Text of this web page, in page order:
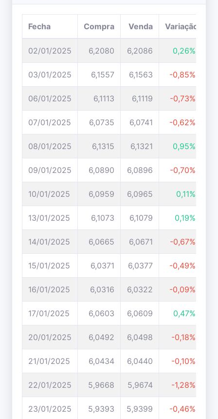
Fecha Compra Venda Variação
02/01/2025 6,2080 6,2086 0,26%
03/01/2025 6,1557 6,1563 -0,85%
06/01/2025 6,1113 6,1119 -0,73%
07/01/2025 6,0735 6,0741 -0,62%
08/01/2025 6,1315 6,1321 0,95%
09/01/2025 6,0890 6,0896 -0,70%
10/01/2025 6,0959 6,0965 0,11%
13/01/2025 6,1073 6,1079 0,19%
14/01/2025 6,0665 6,0671 -0,67%
15/01/2025 6,0371 6,0377 -0,49%
16/01/2025 6,0316 6,0322 -0,09%
17/01/2025 6,0603 6,0609 0,47%
20/01/2025 6,0492 6,0498 -0,18%
21/01/2025 6,0434 6,0440 -0,10%
22/01/2025 5,9668 5,9674 -1,28%
23/01/2025 5,9393 5,9399 -0,46%